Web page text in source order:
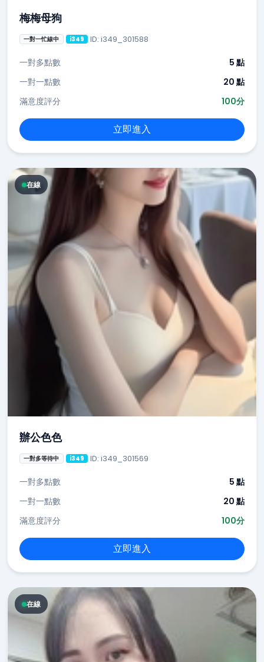
梅梅母狗
一對一忙線中 i349 ID: i349_301588
一對多點數
5 點
一對一點數
20 點
滿意度評分
100分
立即進入
在線
辦公色色
一對多等待中 i349 ID: i349_301569
一對多點數
5 點
一對一點數
20 點
滿意度評分
100分
立即進入
在線